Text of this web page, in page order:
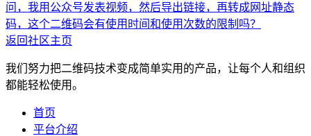
问，我用公众号发表视频，然后导出链接，再转成网址静态
码，这个二维码会有使用时间和使用次数的限制吗？
返回社区主页
我们努力把二维码技术变成简单实用的产品，让每个人和组织
都能轻松使用。
首页
平台介绍